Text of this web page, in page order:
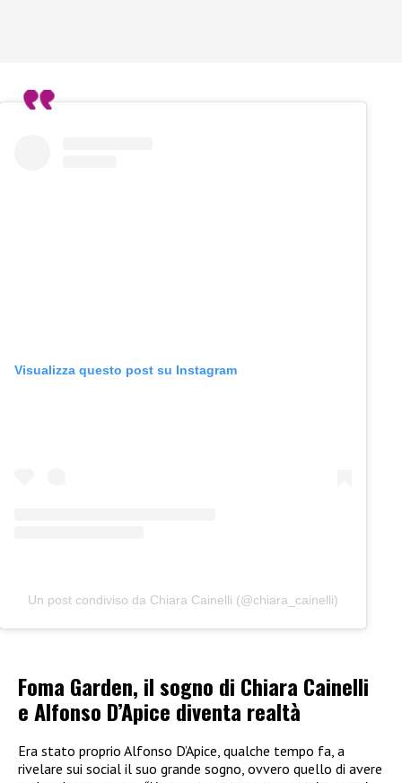
Visualizza questo post su Instagram
Un post condiviso da Chiara Cainelli (@chiara_cainelli)
Foma Garden, il sogno di Chiara Cainelli
e Alfonso D’Apice diventa realtà
Era stato proprio Alfonso D’Apice, qualche tempo fa, a
rivelare sui social il suo grande sogno, ovvero quello di avere